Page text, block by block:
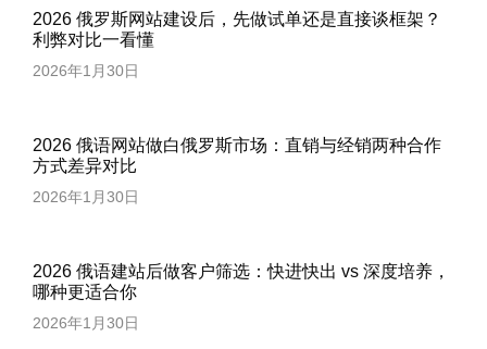
2026 俄罗斯网站建设后，先做试单还是直接谈框架？
利弊对比一看懂
2026年1月30日
2026 俄语网站做白俄罗斯市场：直销与经销两种合作
方式差异对比
2026年1月30日
2026 俄语建站后做客户筛选：快进快出 vs 深度培养，
哪种更适合你
2026年1月30日